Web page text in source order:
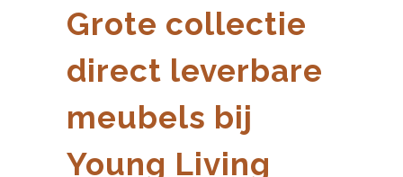
Grote collectie
direct leverbare
meubels bij
Young Living